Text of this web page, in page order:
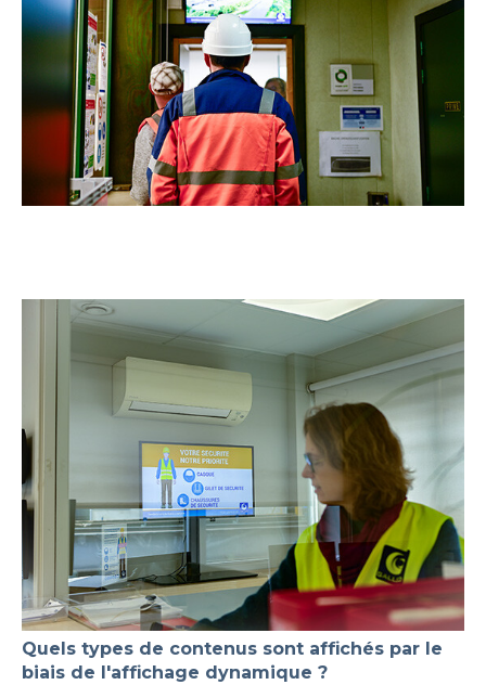
Quels types de contenus sont affichés par le
biais de l'affichage dynamique ?